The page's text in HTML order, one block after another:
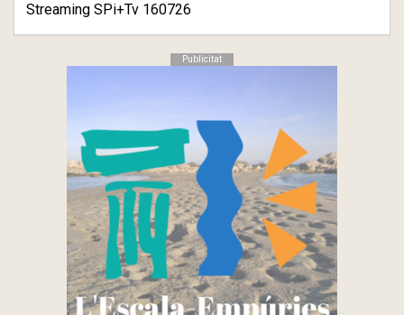
Streaming SPi+Tv 160726
Publicitat